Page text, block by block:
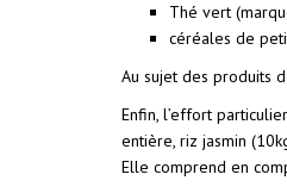
Thé vert
céréales de
Au sujet des produits
Enfin, l’effort
entière, riz jasmin
Elle comprend en